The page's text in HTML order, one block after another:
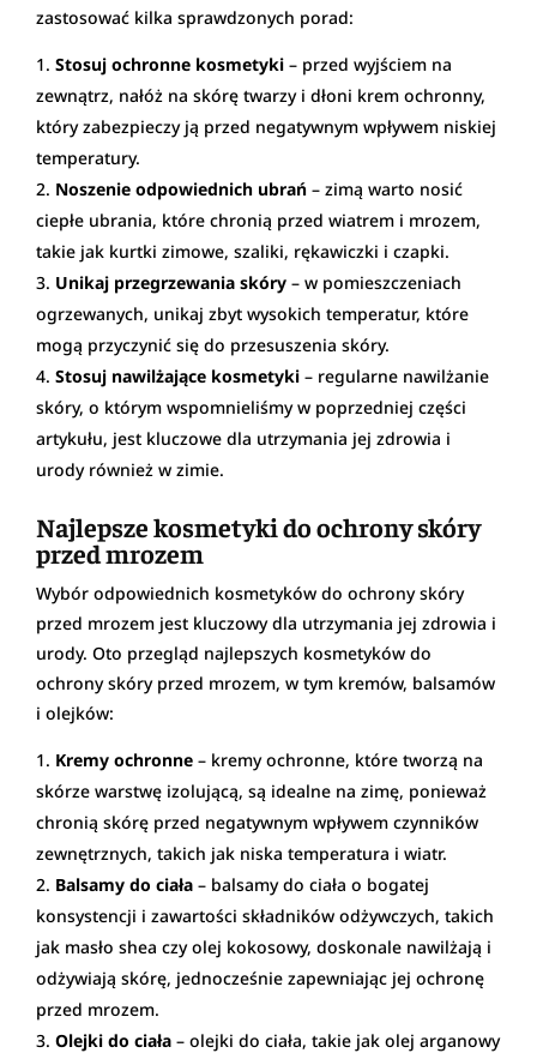
zastosować kilka sprawdzonych porad:
Stosuj ochronne kosmetyki – przed wyjściem na
zewnątrz, nałóż na skórę twarzy i dłoni krem ochronny,
który zabezpieczy ją przed negatywnym wpływem niskiej
temperatury.
Noszenie odpowiednich ubrań – zimą warto nosić
ciepłe ubrania, które chronią przed wiatrem i mrozem,
takie jak kurtki zimowe, szaliki, rękawiczki i czapki.
Unikaj przegrzewania skóry – w pomieszczeniach
ogrzewanych, unikaj zbyt wysokich temperatur, które
mogą przyczynić się do przesuszenia skóry.
Stosuj nawilżające kosmetyki – regularne nawilżanie
skóry, o którym wspomnieliśmy w poprzedniej części
artykułu, jest kluczowe dla utrzymania jej zdrowia i
urody również w zimie.
Najlepsze kosmetyki do ochrony skóry
przed mrozem
Wybór odpowiednich kosmetyków do ochrony skóry
przed mrozem jest kluczowy dla utrzymania jej zdrowia i
urody. Oto przegląd najlepszych kosmetyków do
ochrony skóry przed mrozem, w tym kremów, balsamów
i olejków:
Kremy ochronne – kremy ochronne, które tworzą na
skórze warstwę izolującą, są idealne na zimę, ponieważ
chronią skórę przed negatywnym wpływem czynników
zewnętrznych, takich jak niska temperatura i wiatr.
Balsamy do ciała – balsamy do ciała o bogatej
konsystencji i zawartości składników odżywczych, takich
jak masło shea czy olej kokosowy, doskonale nawilżają i
odżywiają skórę, jednocześnie zapewniając jej ochronę
przed mrozem.
Olejki do ciała – olejki do ciała, takie jak olej arganowy